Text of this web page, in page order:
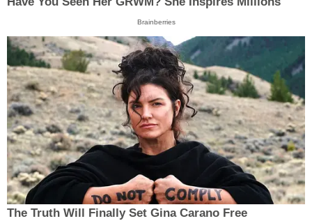
Brainberries
The Truth Will Finally Set Gina Carano Free